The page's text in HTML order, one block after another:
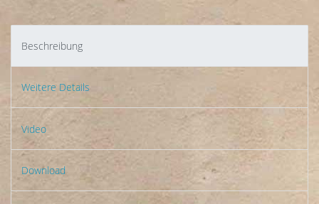
Beschreibung
Weitere Details
Video
Download